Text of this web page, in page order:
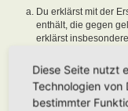
Du erklärst mit der
enthält, die gegen
erklärst
Der Betreiber des
diese
Regeln kann der
dauerhaft von der
Diese Seite nutzt
Technologien von
bestimmter